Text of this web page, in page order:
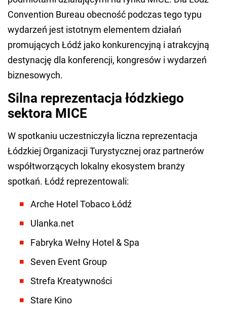
Convention Bureau obecność podczas tego typu
wydarzeń jest istotnym elementem działań
promujących Łódź jako konkurencyjną i atrakcyjną
destynację dla konferencji, kongresów i wydarzeń
biznesowych.
Silna reprezentacja łódzkiego
sektora MICE
W spotkaniu uczestniczyła liczna reprezentacja
Łódzkiej Organizacji Turystycznej oraz partnerów
współtworzących lokalny ekosystem branży
spotkań. Łódź reprezentowali:
Arche Hotel Tobaco Łódź
Ulanka.net
Fabryka Wełny Hotel & Spa
Seven Event Group
Strefa Kreatywności
Stare Kino